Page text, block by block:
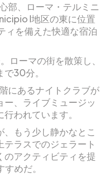
部、ローマ・テルミニ
I地区の東に位置
ィを備えた快適な宿泊
ローマの街を散策し、
30分。
にあるナイトクラブが
ー、ライブミュージッ
われています。
もう少し静かなとこ
ラスでのジェラート
のアクティビティを提
めだ。